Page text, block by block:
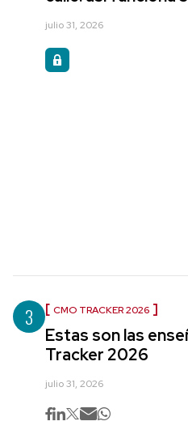
julio 31, 2026
3 CMO TRACKER 2026
Estas son las
Tracker 2026
julio 31, 2026